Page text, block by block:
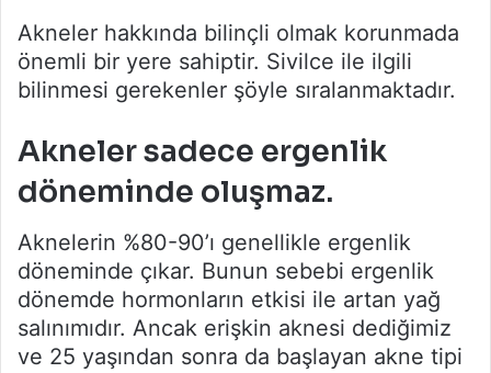
Akneler hakkında bilinçli olmak korunmada
önemli bir yere sahiptir. Sivilce ile ilgili
bilinmesi gerekenler şöyle sıralanmaktadır.
Akneler sadece ergenlik
döneminde oluşmaz.
Aknelerin %80-90’ı genellikle ergenlik
döneminde çıkar. Bunun sebebi ergenlik
dönemde hormonların etkisi ile artan yağ
salınımıdır. Ancak erişkin aknesi dediğimiz
ve 25 yaşından sonra da başlayan akne tipi